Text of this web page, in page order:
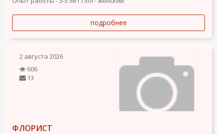
подробнее
2 августа 2026
606
13
ФЛОРИСТ